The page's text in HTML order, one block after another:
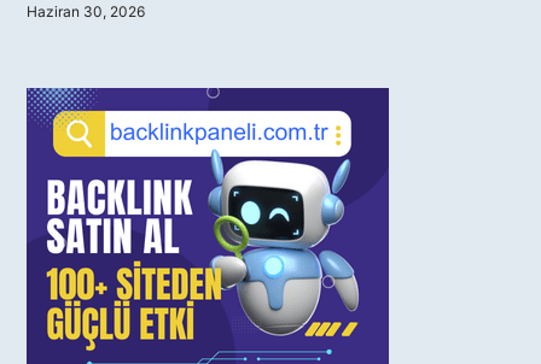
Haziran 30, 2026